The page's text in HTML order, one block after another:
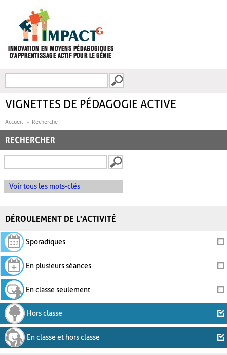
FORMULAIRE DE
VIGNETTES DE PÉDAGOGIE ACTIVE
Accueil Recherche
RECHERCHER
Voir tous les mots-clés
DÉROULEMENT DE L'ACTIVITÉ
Sporadiques
En plusieurs séances
En classe seulement
Hors classe
En classe et hors classe